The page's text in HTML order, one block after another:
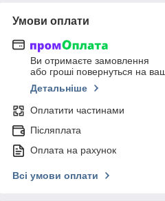
Умови оплати
Ви отримаєте замовлення
або гроші повернуться на
Детальніше
Оплатити частинами
Післяплата
Оплата на рахунок
Всі умови оплати